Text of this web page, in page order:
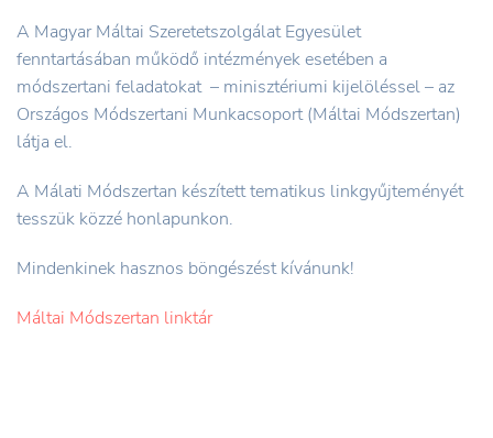
A Magyar Máltai Szeretetszolgálat Egyesület
fenntartásában működő intézmények esetében a
módszertani feladatokat – minisztériumi kijelöléssel – az
Országos Módszertani Munkacsoport (Máltai Módszertan)
látja el.
A Málati Módszertan készített tematikus linkgyűjteményét
tesszük közzé honlapunkon.
Mindenkinek hasznos böngészést kívánunk!
Máltai Módszertan linktár